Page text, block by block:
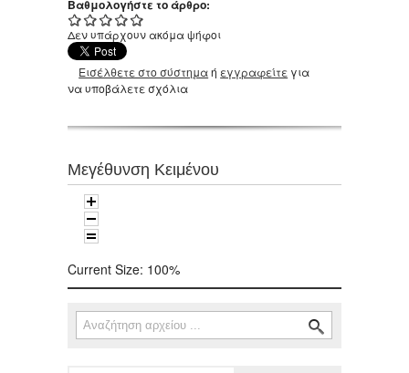
Βαθμολογήστε το άρθρο:
Δεν υπάρχουν ακόμα ψήφοι
Εισέλθετε στο σύστημαή εγγραφείτε για
να υποβάλετε σχόλια
Μεγέθυνση Κειμένου
Current Size: 100%
Φόρμα αναζήτησης
Αναζήτηση